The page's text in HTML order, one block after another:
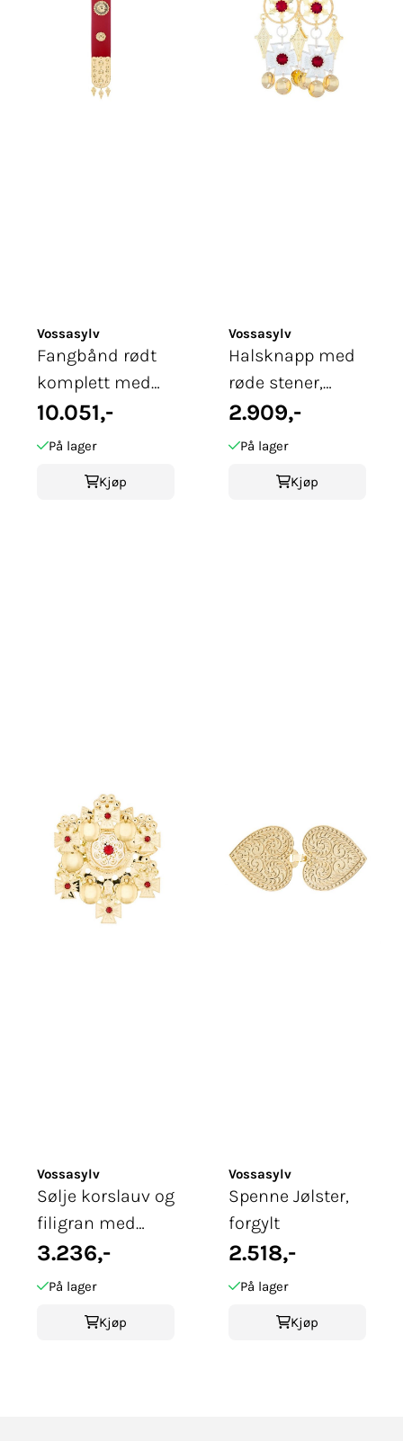
Vossasylv
Fangbånd rødt
komplett med
slire, forgylt
10.051,-
På lager
Kjøp
Vossasylv
Halsknapp med
røde stener,
hvit/forgylt
2.909,-
På lager
Kjøp
Vossasylv
Sølje korslauv og
filigran med
røde stener, ...
3.236,-
På lager
Kjøp
Vossasylv
Spenne Jølster,
forgylt
2.518,-
På lager
Kjøp